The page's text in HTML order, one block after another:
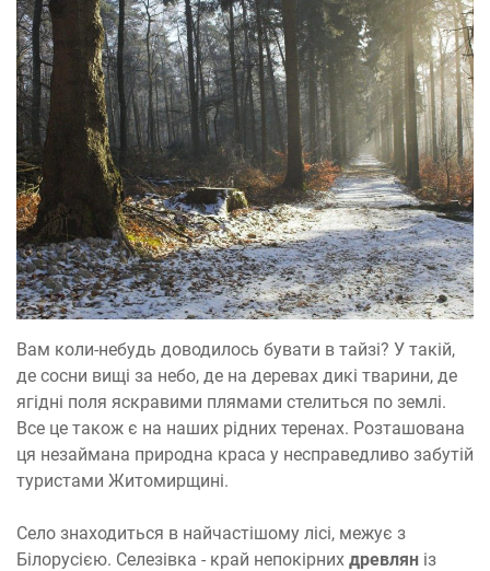
Вам коли-небудь доводилось бувати в тайзі? У такій,
де сосни вищі за небо, де на деревах дикі тварини, де
ягідні поля яскравими плямами стелиться по землі.
Все це також є на наших рідних теренах. Розташована
ця незаймана природна краса у несправедливо забутій
туристами Житомирщині.
Село знаходиться в найчастішому лісі, межує з
Білорусією. Селезівка ​​- край непокірних древлян із